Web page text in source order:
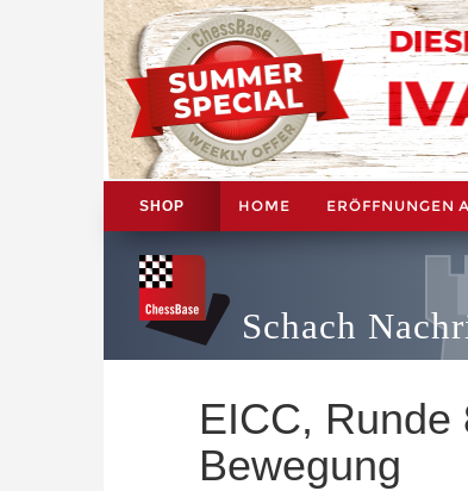
SHOP HOME ERÖFFNUNGEN
Schach
EICC, Runde
Bewegung